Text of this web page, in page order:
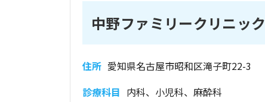
中野ファミリークリニック
住所 愛知県名古屋市昭和区滝子町22-3
診療科目 内科、小児科、麻酔科